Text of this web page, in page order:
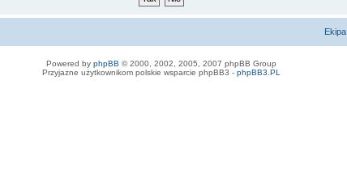
Ekipa
Powered by phpBB © 2000, 2002, 2005, 2007 phpBB Group
Przyjazne użytkownikom polskie wsparcie phpBB3 - phpBB3.PL